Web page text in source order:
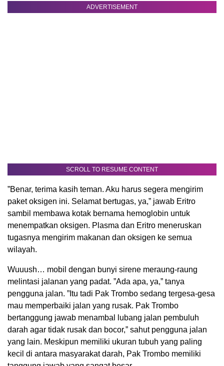
ADVERTISEMENT
SCROLL TO RESUME CONTENT
”Benar, terima kasih teman. Aku harus segera mengirim
paket oksigen ini. Selamat bertugas, ya,” jawab Eritro
sambil membawa kotak bernama hemoglobin untuk
menempatkan oksigen. Plasma dan Eritro meneruskan
tugasnya mengirim makanan dan oksigen ke semua
wilayah.
Wuuush… mobil dengan bunyi sirene meraung-raung
melintasi jalanan yang padat. ”Ada apa, ya,” tanya
pengguna jalan. ”Itu tadi Pak Trombo sedang tergesa-gesa
mau memperbaiki jalan yang rusak. Pak Trombo
bertanggung jawab menambal lubang jalan pembuluh
darah agar tidak rusak dan bocor,” sahut pengguna jalan
yang lain. Meskipun memiliki ukuran tubuh yang paling
kecil di antara masyarakat darah, Pak Trombo memiliki